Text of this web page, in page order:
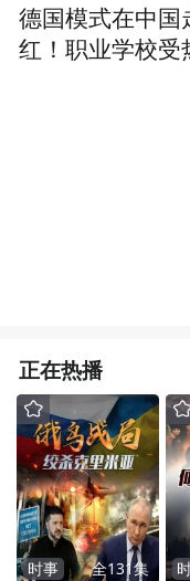
德国模式在中国
红！职业学校受
正在热播
时事 全131集